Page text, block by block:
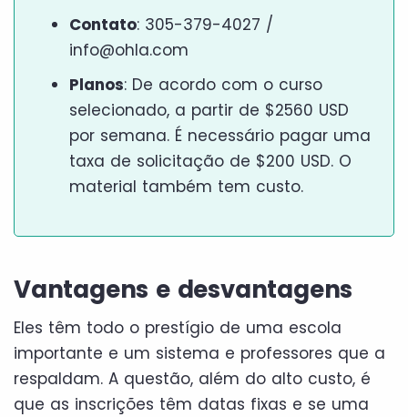
Contato: 305-379-4027 /
info@ohla.com
Planos: De acordo com o curso
selecionado, a partir de $2560 USD
por semana. É necessário pagar uma
taxa de solicitação de $200 USD. O
material também tem custo.
Vantagens e desvantagens
Eles têm todo o prestígio de uma escola
importante e um sistema e professores que a
respaldam. A questão, além do alto custo, é
que as inscrições têm datas fixas e se uma